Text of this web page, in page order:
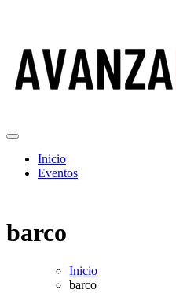
Inicio
Eventos
barco
Inicio
barco